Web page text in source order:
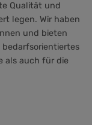
Qualität und
legen. Wir haben
und bieten
als auch für die